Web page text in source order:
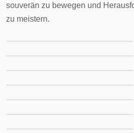
souverän zu bewegen und
zu meistern.